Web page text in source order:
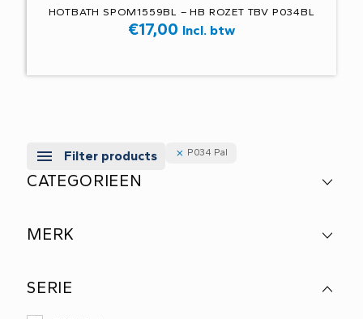
HOTBATH SPOM1559BL – HB ROZET TBV P034BL
€17,00 Incl. btw
Filter products P034 Pal
CATEGORIEEN
MERK
SERIE